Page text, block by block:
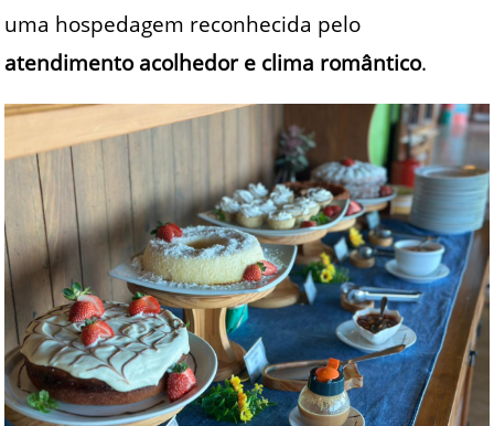
uma hospedagem reconhecida pelo
atendimento acolhedor e clima romântico.